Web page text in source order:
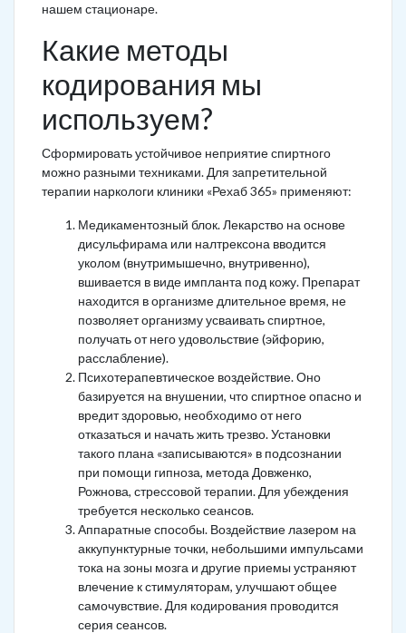
нашем стационаре.
Какие методы
кодирования мы
используем?
Сформировать устойчивое неприятие спиртного
можно разными техниками. Для запретительной
терапии наркологи клиники «Рехаб 365» применяют:
Медикаментозный блок. Лекарство на основе
дисульфирама или налтрексона вводится
уколом (внутримышечно, внутривенно),
вшивается в виде импланта под кожу. Препарат
находится в организме длительное время, не
позволяет организму усваивать спиртное,
получать от него удовольствие (эйфорию,
расслабление).
Психотерапевтическое воздействие. Оно
базируется на внушении, что спиртное опасно и
вредит здоровью, необходимо от него
отказаться и начать жить трезво. Установки
такого плана «записываются» в подсознании
при помощи гипноза, метода Довженко,
Рожнова, стрессовой терапии. Для убеждения
требуется несколько сеансов.
Аппаратные способы. Воздействие лазером на
аккупунктурные точки, небольшими импульсами
тока на зоны мозга и другие приемы устраняют
влечение к стимуляторам, улучшают общее
самочувствие. Для кодирования проводится
серия сеансов.